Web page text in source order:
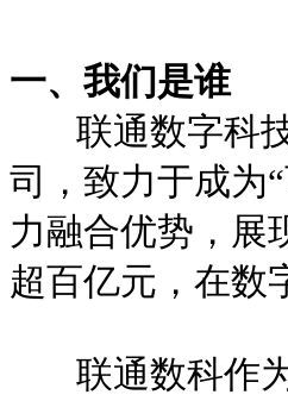
一、 我们是谁
联通数字科技
司，致力于成为
力融合优势，展
超百亿元，在数
联通数科作